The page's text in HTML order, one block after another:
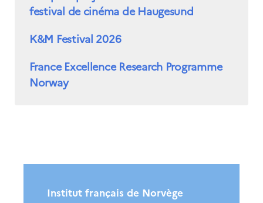
festival de cinéma de Haugesund
K&M Festival 2026
France Excellence Research Programme
Norway
Institut français de Norvège